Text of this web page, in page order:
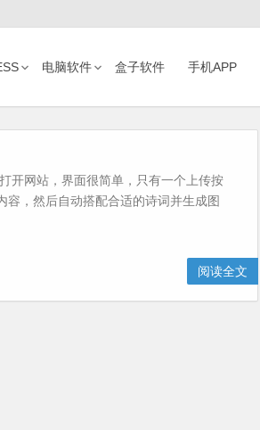
电脑软件 盒子软件 手机APP
开网站，界面很简单，只有一个上传按
，然后自动搭配合适的诗词并生成图
阅读全文